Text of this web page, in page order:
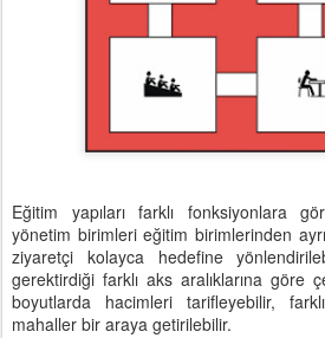
Eğitim yapıları farklı fonksiyonlara
yönetim birimleri eğitim birimlerinden
ziyaretçi kolayca hedefine
gerektirdiği farklı aks aralıklarına göre
boyutlarda hacimleri tarifleyebilir,
mahaller bir araya getirilebilir.